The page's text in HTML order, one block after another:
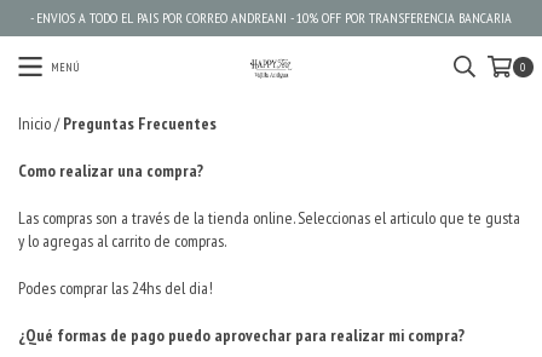
- ENVIOS A TODO EL PAIS POR CORREO ANDREANI - 10% OFF POR TRANSFERENCIA BANCARIA
MENÚ 0
Inicio/ Preguntas Frecuentes
Como realizar una compra?
Las compras son a través de la tienda online. Seleccionas el articulo que te gusta
y lo agregas al carrito de compras.
Podes comprar las 24hs del dia!
¿Qué formas de pago puedo aprovechar para realizar mi compra?